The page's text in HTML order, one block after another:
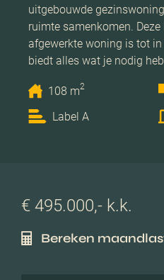
uitgebouwde
ruimte samenkomen.
afgewerkte woning is tot
biedt alles wat je nodig
108 m2
Label A
€ 495.000,- k.k.
Bereken